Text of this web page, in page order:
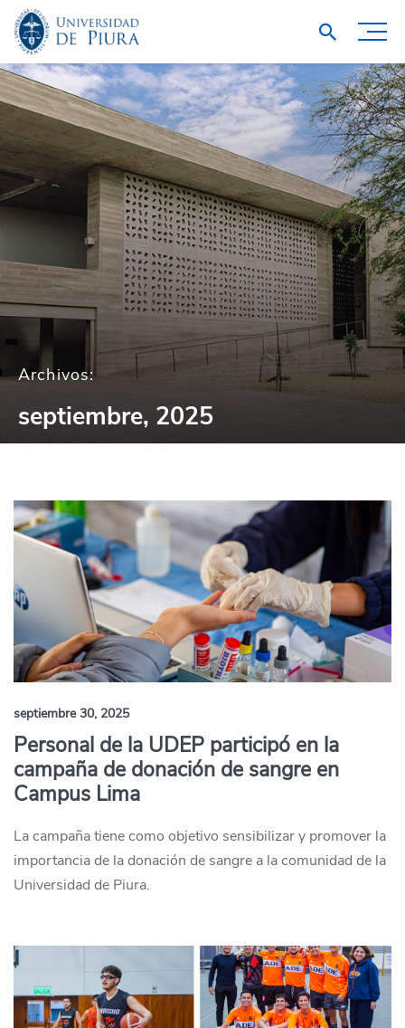
Archivos:
septiembre, 2025
septiembre 30, 2025
Personal de la UDEP participó en la
campaña de donación de sangre en
Campus Lima
La campaña tiene como objetivo sensibilizar y promover la
importancia de la donación de sangre a la comunidad de la
Universidad de Piura.